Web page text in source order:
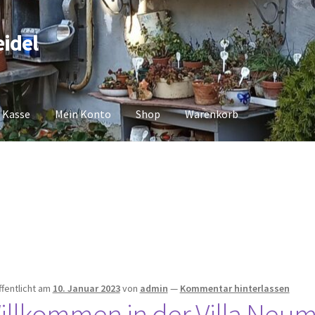
Kasse Mein Konto Shop Warenkorb
am 10. Januar 2023von admin — Kommentar hinterlassen